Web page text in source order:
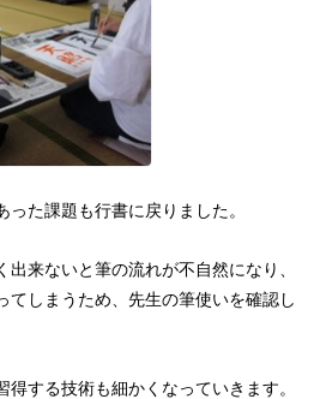
った課題も行書に戻りました。
来ないと筆の流れが不自然になり、
てしまうため、先生の筆使いを確認し
得する技術も細かくなっていきます。